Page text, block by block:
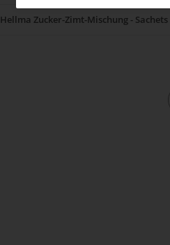
Hellma Zucker-Zimt-Mischung - Sachets